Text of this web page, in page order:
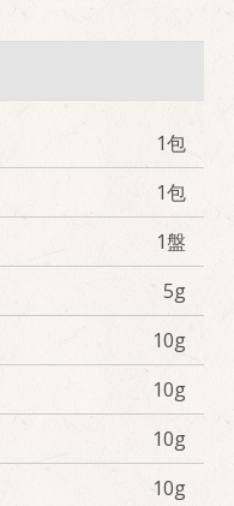
1包
1包
1盤
5g
10g
10g
10g
10g